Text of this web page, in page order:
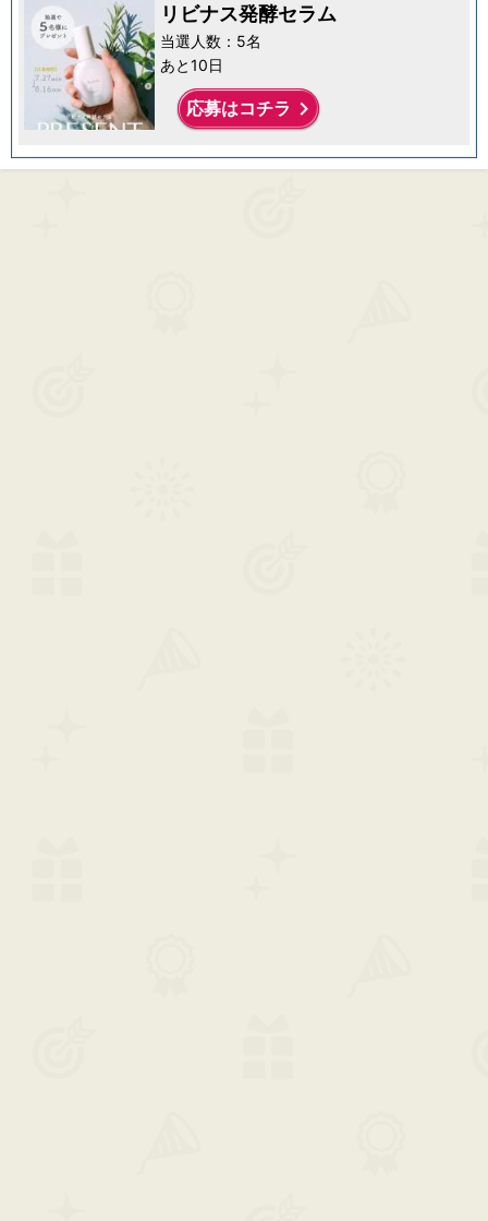
リビナス発酵セラム
当選人数：5名
あと10日
応募はコチラ keyboard_arrow_right